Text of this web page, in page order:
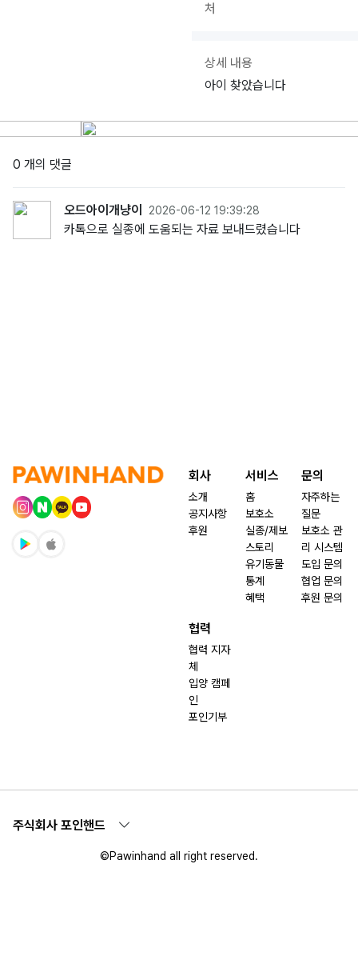
처
상세 내용
아이 찾았습니다
0 개의 댓글
오드아이개냥이 2026-06-12 19:39:28
카톡으로 실종에 도움되는 자료 보내드렸습니다
회사
소개
공지사항
후원
서비스
홈
보호소
실종/제보
스토리
유기동물
통계
혜택
문의
자주하는
질문
보호소 관
리 시스템
도입 문의
협업 문의
후원 문의
협력
협력 지자
체
입양 캠페
인
포인기부
주식회사 포인핸드
©Pawinhand all right reserved.